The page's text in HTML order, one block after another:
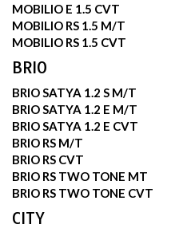
MOBILIO E 1.5 CVT
MOBILIO RS 1.5 M/T
MOBILIO RS 1.5 CVT
BRIO
BRIO SATYA 1.2 S M/T
BRIO SATYA 1.2 E M/T
BRIO SATYA 1.2 E CVT
BRIO RS M/T
BRIO RS CVT
BRIO RS TWO TONE MT
BRIO RS TWO TONE CVT
CITY